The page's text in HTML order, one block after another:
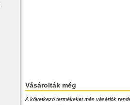
Vásárolták még
A következő termékeket más vásárlók